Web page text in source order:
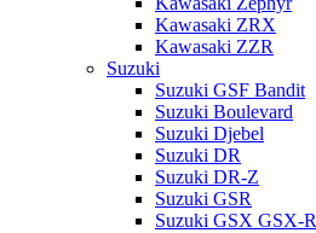
Kawasaki ZRX
Kawasaki ZZR
Suzuki
Suzuki GSF Bandit
Suzuki Boulevard
Suzuki Djebel
Suzuki DR
Suzuki DR-Z
Suzuki GSR
Suzuki GSX GSX-R